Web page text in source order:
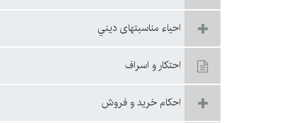
احياء مناسبتهاى ديني
احتكار و اسراف
احكام خريد و فروش